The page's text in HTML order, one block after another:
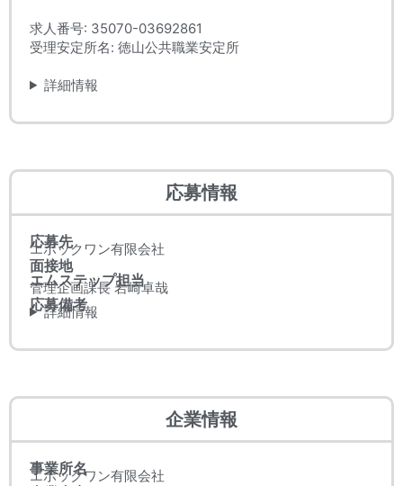
求人番号: 35070-03692861
受理安定所名: 徳山公共職業安定所
詳細情報
応募情報
応募先
エポックワン有限会社
面接地
エムステップ担当
管理企画課長 岩崎卓哉
応募備考
詳細情報
企業情報
事業所名
エポックワン有限会社